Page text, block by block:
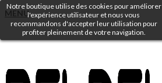
MENU
Notre boutique utilise des cookies pour améliorer
l'expérience utilisateur et nous vous
recommandons d'accepter leur utilisation pour
profiter pleinement de votre navigation.